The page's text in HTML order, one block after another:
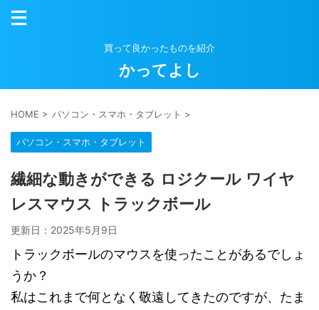
買って良かったものを紹介
かってよし
HOME > パソコン・スマホ・タブレット >
パソコン・スマホ・タブレット
繊細な動きができる ロジクール ワイヤ
レスマウス トラックボール
更新日： 2025年5月9日
トラックボールのマウスを使ったことがあるでしょ
うか？
私はこれまで何となく敬遠してきたのですが、たま